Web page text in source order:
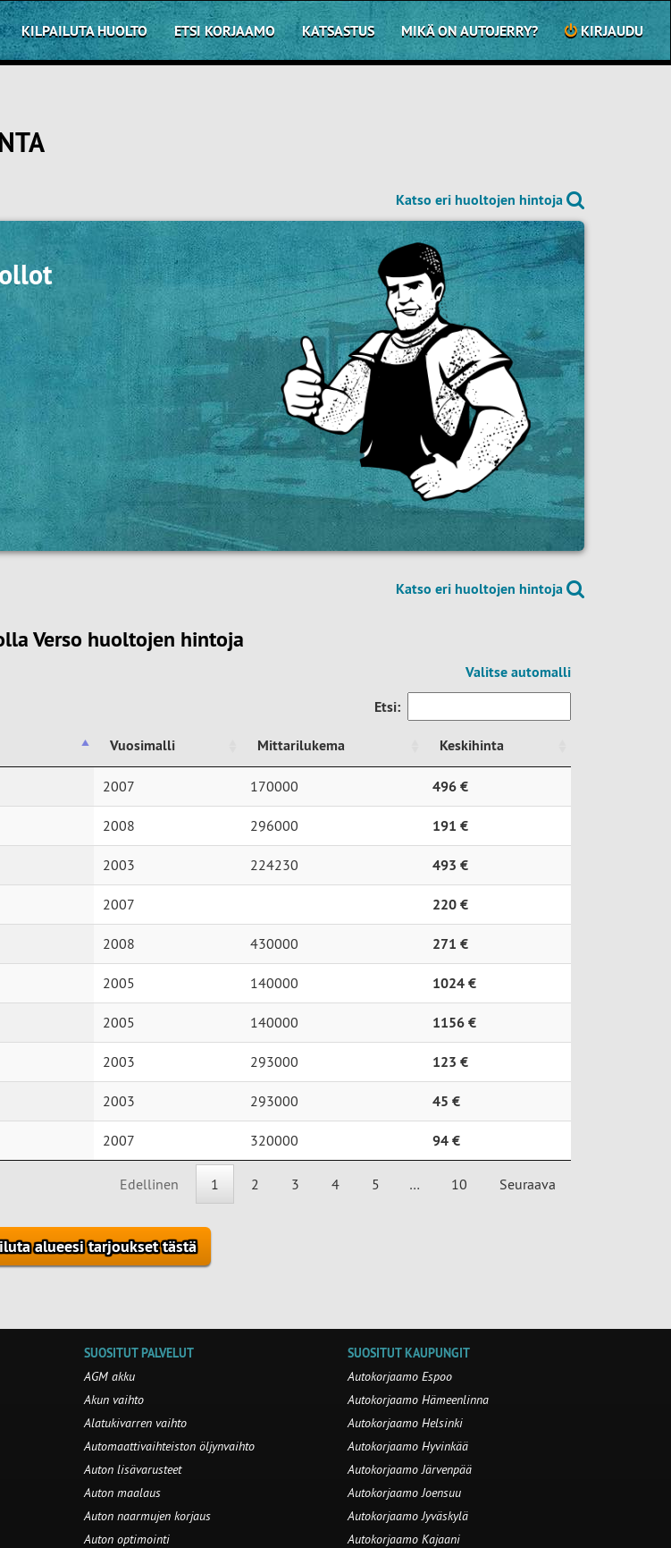
KILPAILUTA HUOLTO ETSI KORJAAMO KATSASTUS MIKÄ ON AUTOJERRY? KIRJAUDU
Katso eri huoltojen hintoja
Katso eri huoltojen hintoja
Verso huoltojen hintoja
Valitse automalli
Etsi:
Vuosimalli Mittarilukema
Keskihinta
Vuosimalli Mittarilukema Keskihinta
2007 170000 496 €
2008 296000 191 €
2003 224230 493 €
2007 220 €
2008 430000 271 €
2005 140000 1024 €
2005 140000 1156 €
2003 293000 123 €
2003 293000 45 €
2007 320000 94 €
Edellinen 1 2 3 4 5 … 10 Seuraava
alueesi tarjoukset tästä
SUOSITUT PALVELUT
AGM akku
Akun vaihto
Alatukivarren vaihto
Automaattivaihteiston öljynvaihto
Auton lisävarusteet
Auton maalaus
Auton naarmujen korjaus
Auton optimointi
SUOSITUT KAUPUNGIT
Autokorjaamo Espoo
Autokorjaamo Hämeenlinna
Autokorjaamo Helsinki
Autokorjaamo Hyvinkää
Autokorjaamo Järvenpää
Autokorjaamo Joensuu
Autokorjaamo Jyväskylä
Autokorjaamo Kajaani